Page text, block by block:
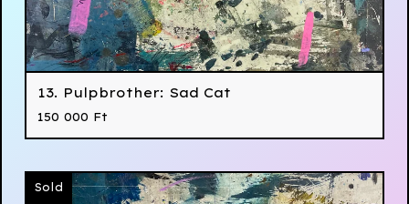
13. Pulpbrother: Sad Cat
150 000 Ft
Sold